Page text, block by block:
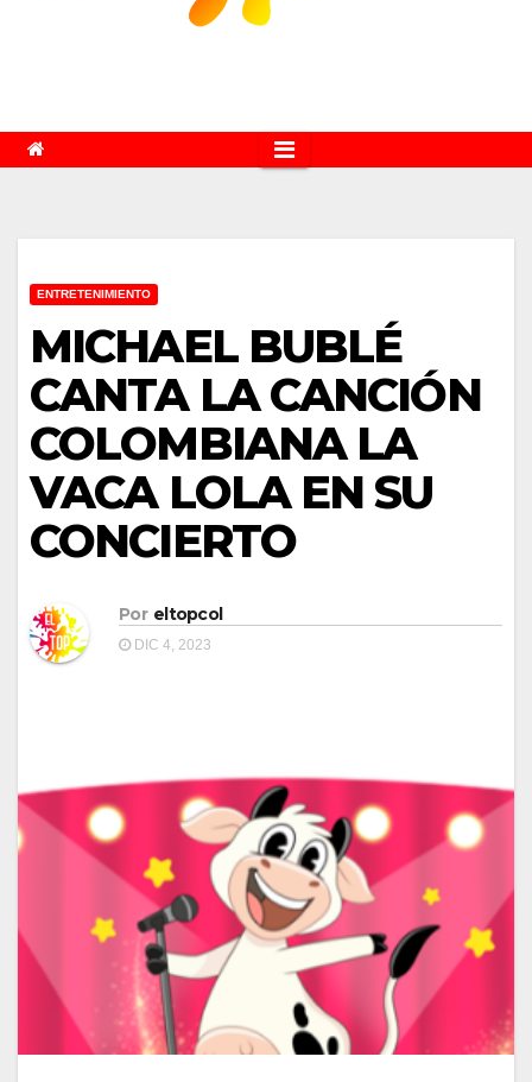
ENTRETENIMIENTO
MICHAEL BUBLÉ
CANTA LA CANCIÓN
COLOMBIANA LA
VACA LOLA EN SU
CONCIERTO
Por eltopcol
DIC 4, 2023